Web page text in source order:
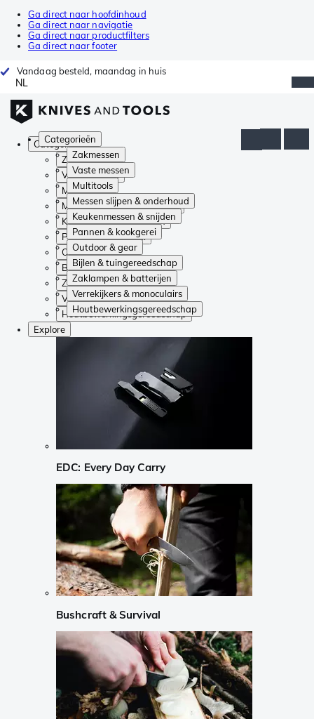
Ga direct naar hoofdinhoud
Ga direct naar navigatie
Ga direct naar productfilters
Ga direct naar footer
Vandaag besteld, maandag in huis
NL
Categorieën
Zakmessen
Vaste messen
Multitools
Messen slijpen & onderhoud
Keukenmessen & snijden
Pannen & kookgerei
Outdoor & gear
Bijlen & tuingereedschap
Zaklampen & batterijen
Verrekijkers & monoculairs
Houtbewerkingsgereedschap
Categorieën
Zakmessen
Vaste messen
Multitools
Messen slijpen & onderhoud
Keukenmessen & snijden
Pannen & kookgerei
Outdoor & gear
Bijlen & tuingereedschap
Zaklampen & batterijen
Verrekijkers & monoculairs
Houtbewerkingsgereedschap
Explore
EDC: Every Day Carry
Bushcraft & Survival